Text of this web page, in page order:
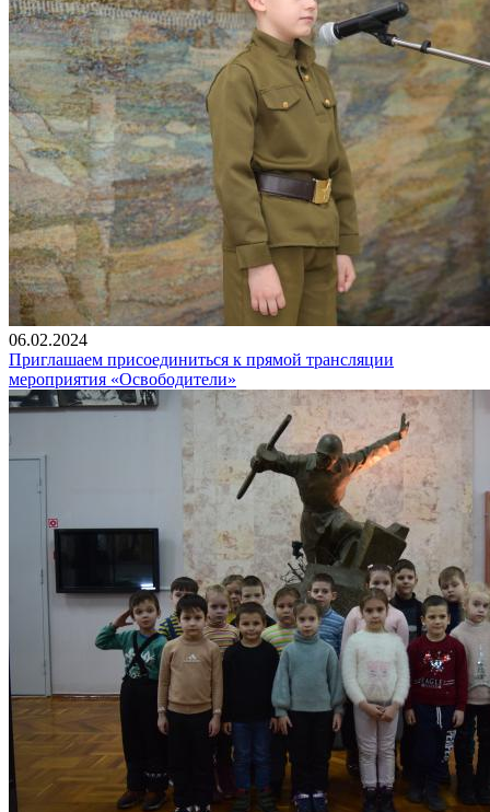
06.02.2024
Приглашаем присоединиться к прямой трансляции
мероприятия «Освободители»